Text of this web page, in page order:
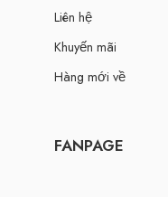
Liên hệ
Khuyến mãi
Hàng mới về
FANPAGE